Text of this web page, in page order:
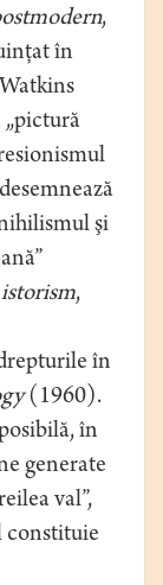
,
în
„pictură
şi
istorism,
în
(1960).
în
generate
val”,
constituie